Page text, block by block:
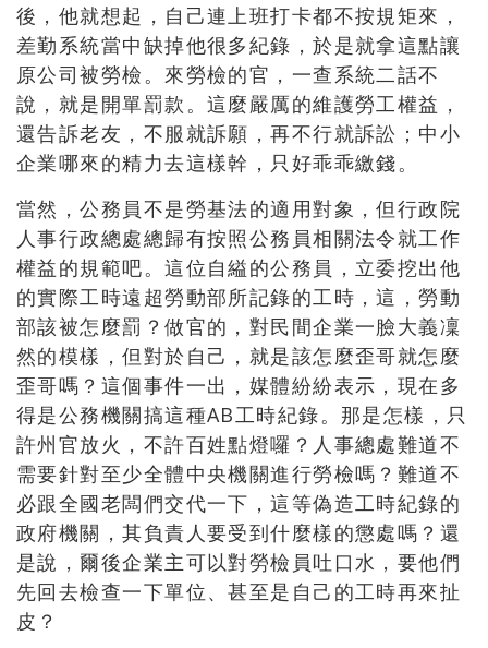
後，他就想起，自己連上班打卡都不按規矩來，
差勤系統當中缺掉他很多紀錄，於是就拿這點讓
原公司被勞檢。來勞檢的官，一查系統二話不
說，就是開單罰款。這麼嚴厲的維護勞工權益，
還告訴老友，不服就訴願，再不行就訴訟；中小
企業哪來的精力去這樣幹，只好乖乖繳錢。
當然，公務員不是勞基法的適用對象，但行政院
人事行政總處總歸有按照公務員相關法令就工作
權益的規範吧。這位自縊的公務員，立委挖出他
的實際工時遠超勞動部所記錄的工時，這，勞動
部該被怎麼罰？做官的，對民間企業一臉大義凜
然的模樣，但對於自己，就是該怎麼歪哥就怎麼
歪哥嗎？這個事件一出，媒體紛紛表示，現在多
得是公務機關搞這種AB工時紀錄。那是怎樣，只
許州官放火，不許百姓點燈囉？人事總處難道不
需要針對至少全體中央機關進行勞檢嗎？難道不
必跟全國老闆們交代一下，這等偽造工時紀錄的
政府機關，其負責人要受到什麼樣的懲處嗎？還
是說，爾後企業主可以對勞檢員吐口水，要他們
先回去檢查一下單位、甚至是自己的工時再來扯
皮？